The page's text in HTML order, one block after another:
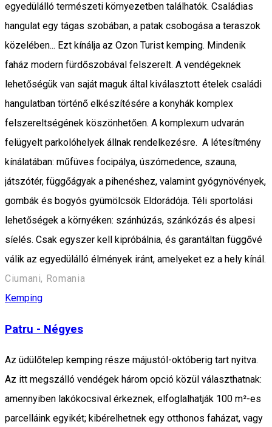
egyedülálló természeti környezetben találhatók. Családias
hangulat egy tágas szobában, a patak csobogása a teraszok
közelében... Ezt kínálja az Ozon Turist kemping. Mindenik
faház modern fürdőszobával felszerelt. A vendégeknek
lehetőségük van saját maguk által kiválasztott ételek családi
hangulatban történő elkészítésére a konyhák komplex
felszereltségének köszönhetően. A komplexum udvarán
felügyelt parkolóhelyek állnak rendelkezésre. A létesítmény
kínálatában: műfüves focipálya, úszómedence, szauna,
játszótér, függőágyak a pihenéshez, valamint gyógynövények,
gombák és bogyós gyümölcsök Eldorádója. Téli sportolási
lehetőségek a környéken: szánhúzás, szánkózás és alpesi
síelés. Csak egyszer kell kipróbálnia, és garantáltan függővé
válik az egyedülálló élmények iránt, amelyeket ez a hely kínál.
Ciumani, Romania
Kemping
Patru - Négyes
Az üdülőtelep kemping része májustól-októberig tart nyitva.
Az itt megszálló vendégek három opció közül választhatnak:
amennyiben lakókocsival érkeznek, elfoglalhatják 100 m²-es
parcelláink egyikét; kibérelhetnek egy otthonos faházat, vagy